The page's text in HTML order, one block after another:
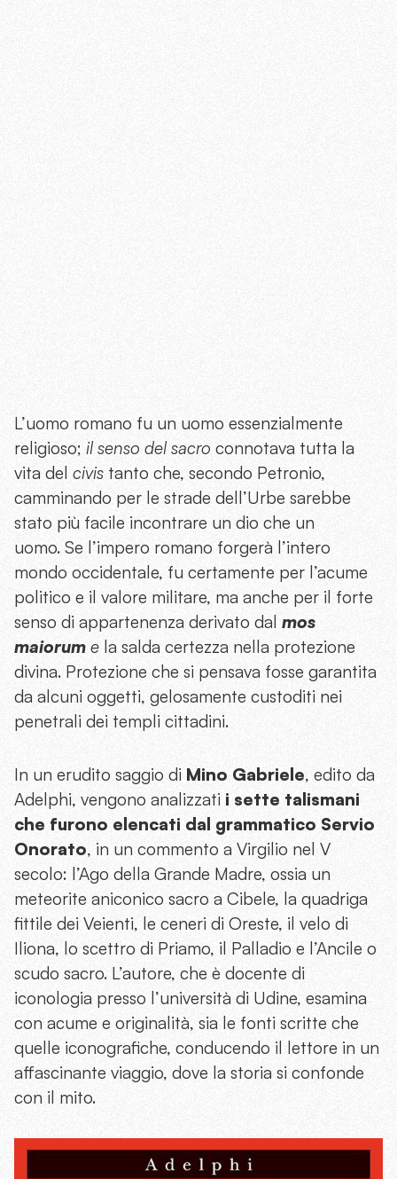
L’uomo romano fu un uomo essenzialmente
religioso; il senso del sacro connotava tutta la
vita del civis tanto che, secondo Petronio,
camminando per le strade dell’Urbe sarebbe
stato più facile incontrare un dio che un
uomo. Se l’impero romano forgerà l’intero
mondo occidentale, fu certamente per l’acume
politico e il valore militare, ma anche per il forte
senso di appartenenza derivato dal mos
maiorum e la salda certezza nella protezione
divina. Protezione che si pensava fosse garantita
da alcuni oggetti, gelosamente custoditi nei
penetrali dei templi cittadini.
In un erudito saggio di Mino Gabriele, edito da
Adelphi, vengono analizzati i sette talismani
che furono elencati dal grammatico Servio
Onorato, in un commento a Virgilio nel V
secolo: l’Ago della Grande Madre, ossia un
meteorite aniconico sacro a Cibele, la quadriga
fittile dei Veienti, le ceneri di Oreste, il velo di
Iliona, lo scettro di Priamo, il Palladio e l’Ancile o
scudo sacro. L’autore, che è docente di
iconologia presso l’università di Udine, esamina
con acume e originalità, sia le fonti scritte che
quelle iconografiche, conducendo il lettore in un
affascinante viaggio, dove la storia si confonde
con il mito.